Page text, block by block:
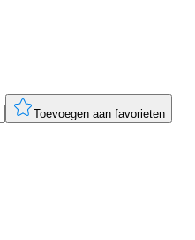
Toevoegen aan favorieten